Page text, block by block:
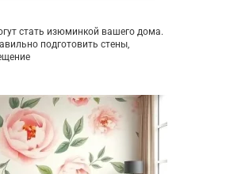
стать изюминкой вашего дома.
подготовить стены,